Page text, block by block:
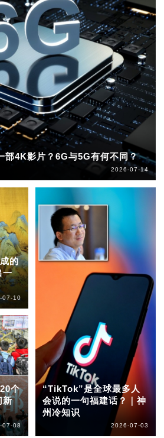
部4K影片？6G与5G有何不同？
2026-07-14
的
一
07-10
个
新
07-08
“TikTok”是全球最多人
会说的一句福建话？｜神
州冷知识
2026-07-03